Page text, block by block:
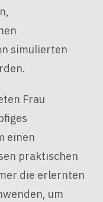
simulierten
.
Frau
einen
praktischen
die erlernten
um